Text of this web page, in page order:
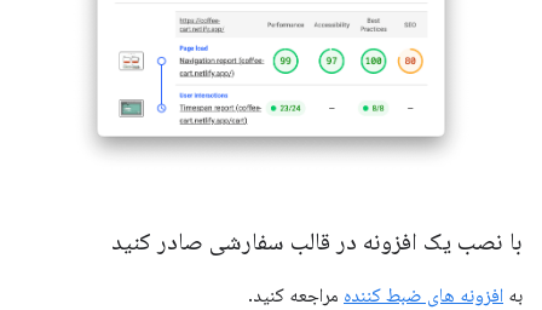
با نصب یک افزونه در قالب سفارشی صادر کنید
به افزونه های ضبط کننده مراجعه کنید.